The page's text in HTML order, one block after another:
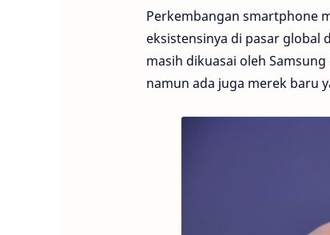
Perkembangan smartphone
eksistensinya di pasar global
masih dikuasai oleh
namun ada juga merek baru